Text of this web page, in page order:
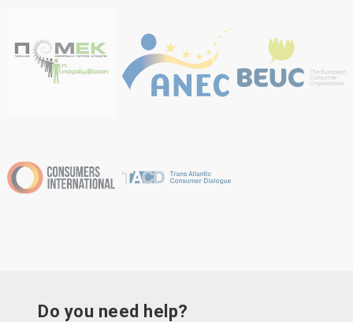
Do you need help?